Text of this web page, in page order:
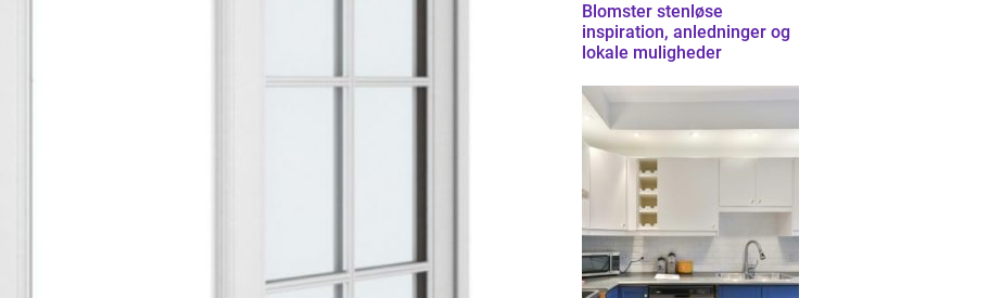
Blomster stenløse
inspiration, anledninger og
lokale muligheder